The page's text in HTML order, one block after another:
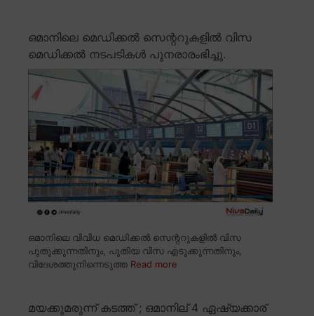
ഒമാനിലെ മെഡിക്കൽ സെന്ററുകളിൽ വിസ
മെഡിക്കൽ നടപടികൾ പുനരാരംഭിച്ചു.
ഒമാനിലെ വിവിധ മെഡിക്കൽ സെന്ററുകളിൽ വിസ
പുതുക്കുന്നതിനും, പുതിയ വിസ എടുക്കുന്നതിനും,
വിദേശത്തുനിന്നെടുത്ത Read more
മയക്കുമരുന്ന് കടത്ത് ; ഒമാനില് 4 ഏഷ്യക്കാര്